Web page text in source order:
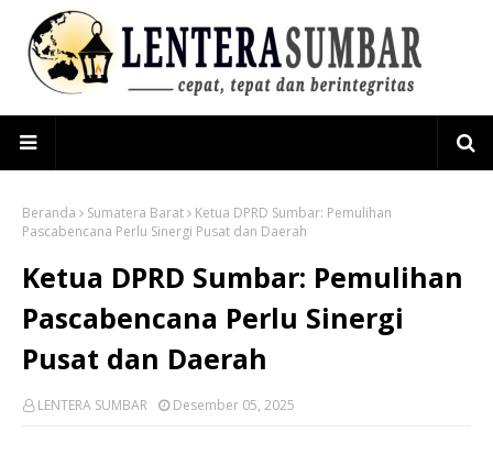
Beranda Sumatera Barat
Ketua DPRD Sumbar: Pemulihan
Pascabencana Perlu Sinergi Pusat dan Daerah
Ketua DPRD Sumbar: Pemulihan
Pascabencana Perlu Sinergi
Pusat dan Daerah
LENTERA SUMBAR Desember 05, 2025